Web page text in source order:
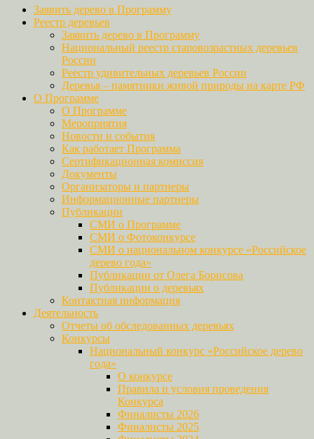
Заявить дерево в Программу
Реестр деревьев
Заявить дерево в Программу
Национальный реестр старовозрастных деревьев
России
Реестр удивительных деревьев России
Деревья – памятники живой природы на карте РФ
О Программе
О Программе
Мероприятия
Новости и события
Как работает Программа
Сертификационная комиссия
Документы
Организаторы и партнеры
Информационные партнеры
Публикации
СМИ о Программе
СМИ о Фотоконкурсе
СМИ о национальном конкурсе «Российское
дерево года»
Публикации от Олега Борисова
Публикации о деревьях
Контактная информация
Деятельность
Отчеты об обследованных деревьях
Конкурсы
Национальный конкурс «Российское дерево
года»
О конкурсе
Правила и условия проведения
Конкурса
Финалисты 2026
Финалисты 2025